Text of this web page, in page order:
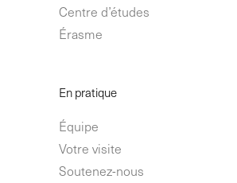
Centre d’études
Érasme
En pratique
Équipe
Votre visite
Soutenez-nous